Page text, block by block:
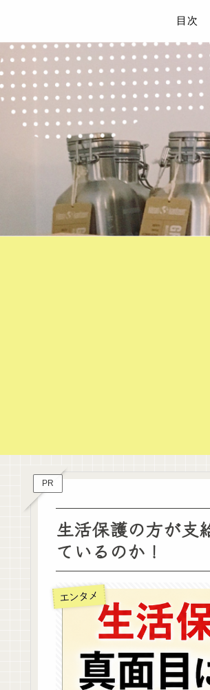
目次
PR
生活保護の方が支
ているのか！
エンタメ